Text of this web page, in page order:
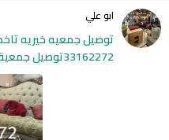
ابو علي
33162272توصيل جمعية خيرية تاخذ الاثاث المستخدم بالرياض